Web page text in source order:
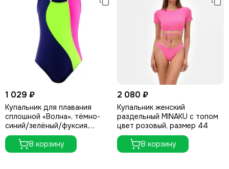
1 029 ₽
Купальник для плавания
сплошной «Волна», тёмно-
синий/зелёный/фуксия,
размер 34
В корзину
2 080 ₽
Купальник женский
раздельный MINAKU с топом
цвет розовый, размер 44
В корзину